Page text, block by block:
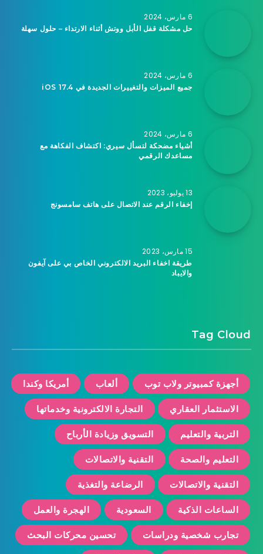
6 مارس، 2024
حل مشكلة قفل الأبل ووتش أثناء الارتداء – حلول سهلة
6 مارس، 2024
جميع الميزات والتغييرات الجديدة في iOS 17.4
6 مارس، 2024
أشياء مضحكة لتسأل سيري: اكتشاف الفكاهة مع
مساعدك الرقمي
13 يوليو، 2023
إخفاء الرقم عند الاتصال على هاتف سامسونج
15 مارس، 2023
طريقة اخفاء البريد الالكتروني الخاص بي على آيفون
والايباد
Tag Cloud
أجهزة كمبيوتر ولاب توب ألعاب أمريكا وكندا
الاستثمار العقاري التجارة الالكترونية وخدماتها
التربية والتعليم التسويق وزيادة الأرباح
التعليم والصحة التقنية والاتصالات
التقنية والاتصالات الرضاعة والتغذية
الساعات الذكية السعودية الهجرة والعمل
تجارب شخصية ودراسات تحسين محركات البحث